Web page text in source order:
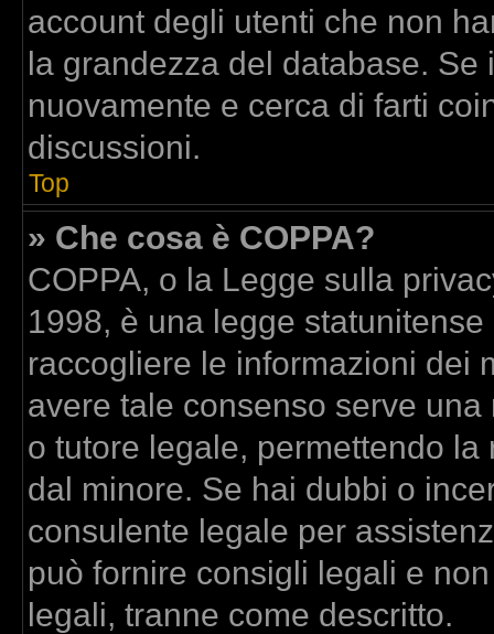
account degli utenti che non
la grandezza del database. Se
nuovamente e cerca di farti
discussioni.
Top
» Che cosa è COPPA?
COPPA, o la Legge sulla
1998, è una legge
raccogliere le informazioni dei
avere tale consenso serve
o tutore legale, permettendo
dal minore. Se hai dubbi o
consulente legale per
può fornire consigli legali e
legali, tranne come descritto.